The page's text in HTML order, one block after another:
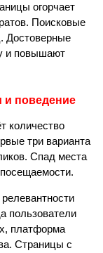
огорчает
Поисковые
Достоверные
и повышают
и поведение
количество
три варианта
Спад места
пользователи
платформа
Страницы с